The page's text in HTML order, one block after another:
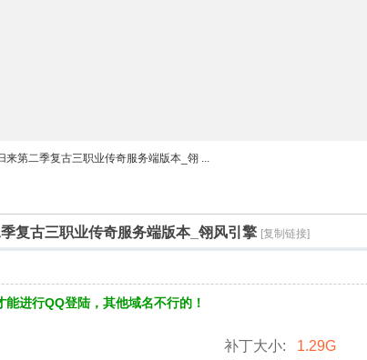
来第二季复古三职业传奇服务端版本_翎 ...
复古三职业传奇服务端版本_翎风引擎 [复制链接]
进行QQ登陆，其他域名不行的！
补丁大小:
1.29G